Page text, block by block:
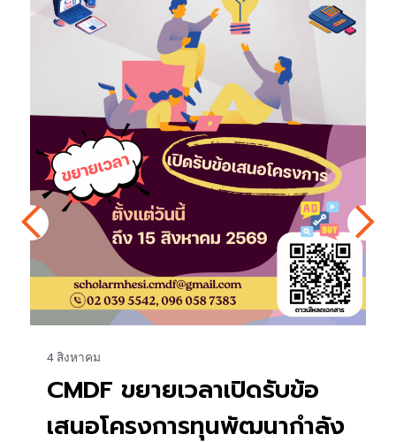
4 สิงหาคม
CMDF ขยายเวลาเปิดรับข้อ
เสนอโครงการทุนพัฒนากำลัง